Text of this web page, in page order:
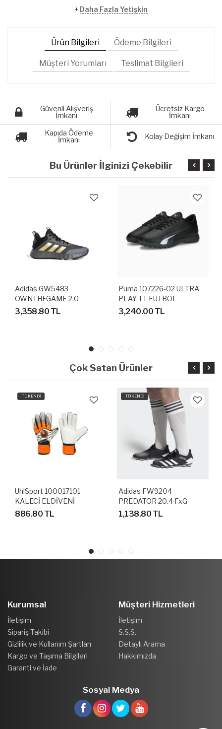
+ Daha Fazla Yetişkin
Ürün Bilgileri Ödeme Bilgileri
Müşteri Yorumları Teslimat Bilgileri
Güvenli Alışveriş
İmkanı
Ücretsiz Kargo
İmkanı
Kapıda Ödeme
İmkanı
Kolay Değişim İmkanı
Bu Ürünler İlginizi Çekebilir
Adidas GW5483
OWNTHEGAME 2.0
BASKETBOL AYAKKABISI
3,358.80 TL
Puma 107226-02 ULTRA
PLAY TT FUTBOL
HALISAHA AYAKKABI
3,240.00 TL
Çok Satan Ürünler
TÜKENDİ
UhlSport 100017101
KALECİ ELDİVENİ
ELIMINATOR SOFT SF
886.80 TL
TÜKENDİ
Adidas FW9204
PREDATOR 20.4 FxG
FUTBOL KRAMPON
AYAKKABI
1,138.80 TL
Kurumsal
İletişim
Sipariş Takibi
Gizlilik ve Kullanım Şartları
Kargo ve Taşıma Bilgileri
Garanti ve İade
Müşteri Hizmetleri
İletişim
S.S.S.
Detaylı Arama
Hakkımızda
Sosyal Medya